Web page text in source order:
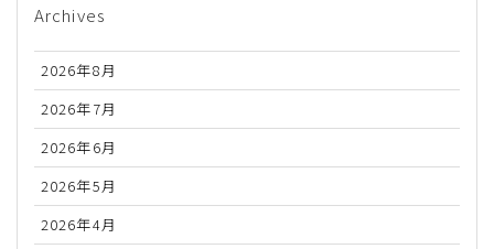
Archives
2026年8月
2026年7月
2026年6月
2026年5月
2026年4月